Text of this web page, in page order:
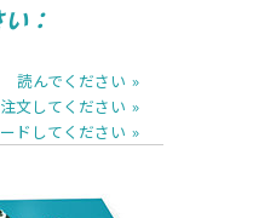
：
読んでください
注文してください
ドしてください